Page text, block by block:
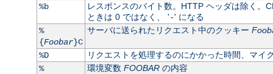
%b
レスポンスのバイト数。HTTP ヘッダは除く。
ときは 0 ではなく、 '-' になる
%
{Foobar}C
サーバに送られたリクエスト中のクッキー
%D
リクエストを処理するのにかかった時間、マイ
%
環境変数 FOOBARの内容